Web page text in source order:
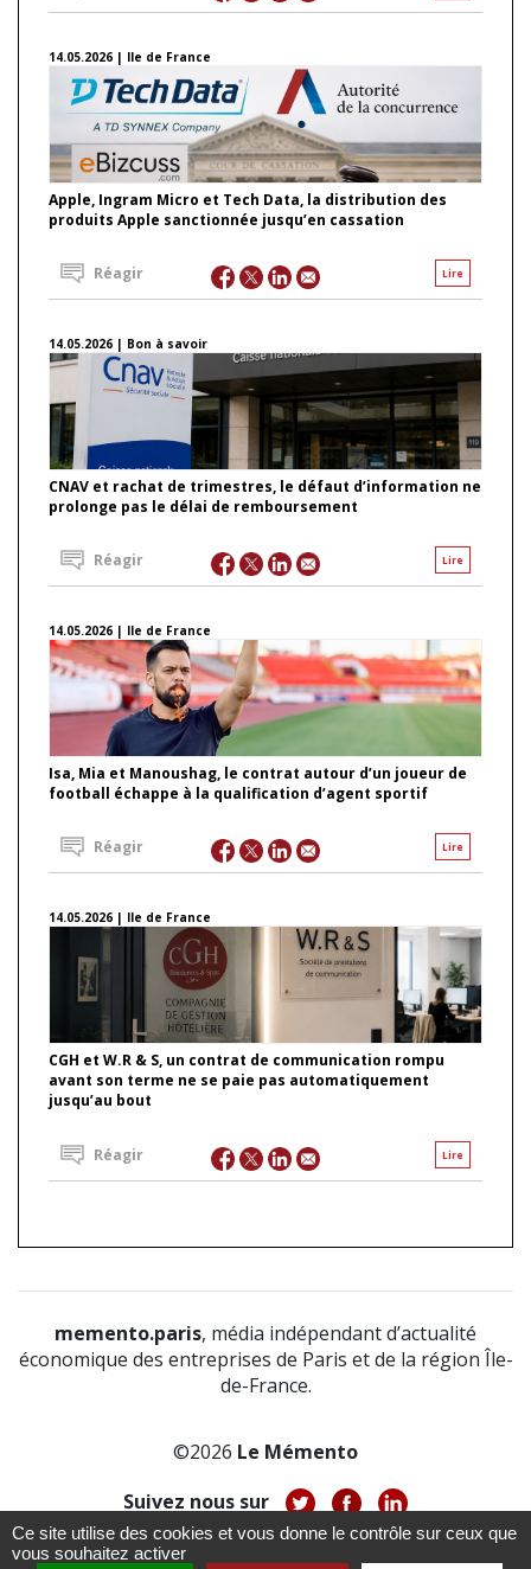
14.05.2026 | Ile de France
Apple, Ingram Micro et Tech Data, la distribution des
produits Apple sanctionnée jusqu’en cassation
Lire
Réagir
14.05.2026 | Bon à savoir
CNAV et rachat de trimestres, le défaut d’information ne
prolonge pas le délai de remboursement
Lire
Réagir
14.05.2026 | Ile de France
Isa, Mia et Manoushag, le contrat autour d’un joueur de
football échappe à la qualification d’agent sportif
Lire
Réagir
14.05.2026 | Ile de France
CGH et W.R & S, un contrat de communication rompu
avant son terme ne se paie pas automatiquement
jusqu’au bout
Lire
Réagir
memento.paris, média indépendant d’actualité
économique des entreprises de Paris et de la région Île-
de-France.
©2026 Le Mémento
Suivez nous sur
À propos-Notice légale
Ce site utilise des cookies et vous donne le contrôle sur ceux que
vous souhaitez activer